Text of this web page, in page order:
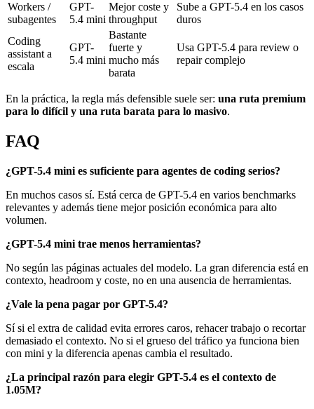
Workers /
subagentes
GPT-
5.4 mini
Mejor coste y
throughput
Sube a GPT-5.4 en los casos
duros
Coding
assistant a
escala
GPT-
5.4 mini
Bastante
fuerte y
mucho más
barata
Usa GPT-5.4 para review o
repair complejo
En la práctica, la regla más defensible suele ser: una ruta premium
para lo difícil y una ruta barata para lo masivo.
FAQ
¿GPT-5.4 mini es suficiente para agentes de coding serios?
En muchos casos sí. Está cerca de GPT-5.4 en varios benchmarks
relevantes y además tiene mejor posición económica para alto
volumen.
¿GPT-5.4 mini trae menos herramientas?
No según las páginas actuales del modelo. La gran diferencia está en
contexto, headroom y coste, no en una ausencia de herramientas.
¿Vale la pena pagar por GPT-5.4?
Sí si el extra de calidad evita errores caros, rehacer trabajo o recortar
demasiado el contexto. No si el grueso del tráfico ya funciona bien
con mini y la diferencia apenas cambia el resultado.
¿La principal razón para elegir GPT-5.4 es el contexto de
1.05M?